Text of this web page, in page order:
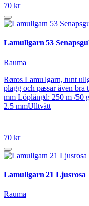
70 kr
Lamullgarn 53
Rauma
Røros Lamullgarn, tunt
plagg och passar även
mm Löplängd: 250 m /50
2.5 mmUlltvätt
70 kr
Lamullgarn 21 Ljusrosa
Rauma